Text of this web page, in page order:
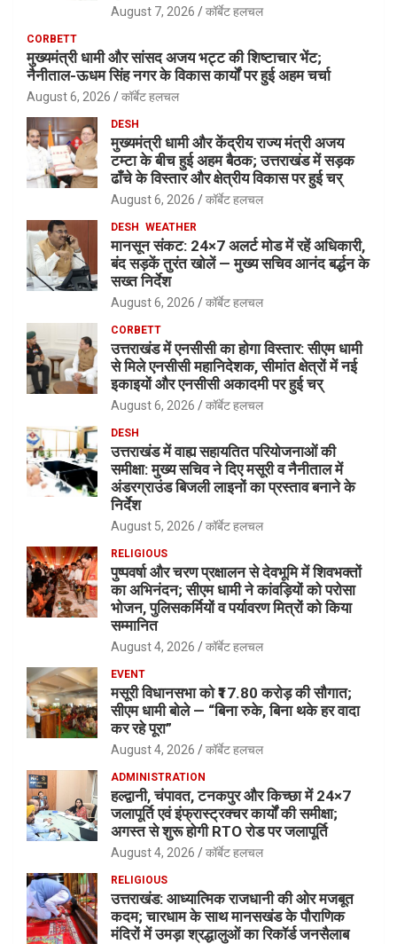
August 7, 2026 कॉर्बेट हलचल
CORBETT
मुख्यमंत्री धामी और सांसद अजय भट्ट की शिष्टाचार भेंट;
नैनीताल-ऊधम सिंह नगर के विकास कार्यों पर हुई अहम चर्चा
August 6, 2026 कॉर्बेट हलचल
DESH
मुख्यमंत्री धामी और केंद्रीय राज्य मंत्री अजय
टम्टा के बीच हुई अहम बैठक; उत्तराखंड में सड़क
ढाँचे के विस्तार और क्षेत्रीय विकास पर हुई चर्
August 6, 2026 कॉर्बेट हलचल
DESH WEATHER
मानसून संकट: 24×7 अलर्ट मोड में रहें अधिकारी,
बंद सड़कें तुरंत खोलें — मुख्य सचिव आनंद बर्द्धन के
सख्त निर्देश
August 6, 2026 कॉर्बेट हलचल
CORBETT
उत्तराखंड में एनसीसी का होगा विस्तार: सीएम धामी
से मिले एनसीसी महानिदेशक, सीमांत क्षेत्रों में नई
इकाइयों और एनसीसी अकादमी पर हुई चर्
August 6, 2026 कॉर्बेट हलचल
DESH
उत्तराखंड में वाह्य सहायतित परियोजनाओं की
समीक्षा: मुख्य सचिव ने दिए मसूरी व नैनीताल में
अंडरग्राउंड बिजली लाइनों का प्रस्ताव बनाने के
निर्देश
August 5, 2026 कॉर्बेट हलचल
RELIGIOUS
पुष्पवर्षा और चरण प्रक्षालन से देवभूमि में शिवभक्तों
का अभिनंदन; सीएम धामी ने कांवड़ियों को परोसा
भोजन, पुलिसकर्मियों व पर्यावरण मित्रों को किया
सम्मानित
August 4, 2026 कॉर्बेट हलचल
EVENT
मसूरी विधानसभा को ₹17.80 करोड़ की सौगात;
सीएम धामी बोले — “बिना रुके, बिना थके हर वादा
कर रहे पूरा”
August 4, 2026 कॉर्बेट हलचल
ADMINISTRATION
हल्द्वानी, चंपावत, टनकपुर और किच्छा में 24×7
जलापूर्ति एवं इंफ्रास्ट्रक्चर कार्यों की समीक्षा;
अगस्त से शुरू होगी RTO रोड पर जलापूर्ति
August 4, 2026 कॉर्बेट हलचल
RELIGIOUS
उत्तराखंड: आध्यात्मिक राजधानी की ओर मजबूत
कदम; चारधाम के साथ मानसखंड के पौराणिक
मंदिरों में उमड़ा श्रद्धालुओं का रिकॉर्ड जनसैलाब